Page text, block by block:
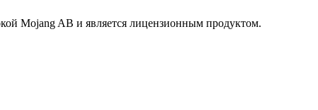
Mojang AB и является лицензионным продуктом.